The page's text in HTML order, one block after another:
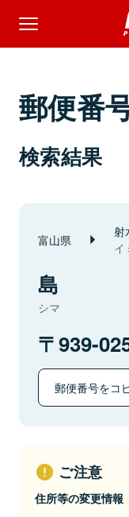
郵便番
検索結果
富山県 射
イ
島
シマ
939-
郵便番号をコ
ご注意
住所等の変更情報